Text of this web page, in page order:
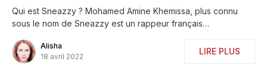
Qui est Sneazzy ? Mohamed Amine Khemissa, plus connu
sous le nom de Sneazzy est un rappeur français…
Alisha
18 avril 2022
LIRE PLUS